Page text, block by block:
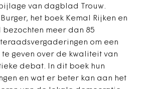
van dagblad Trouw.
Burger, het boek Kemal Rijken en
bezochten meer dan 85
om een
geven over de kwaliteit van
debat. In dit boek hun
en wat er beter kan aan het